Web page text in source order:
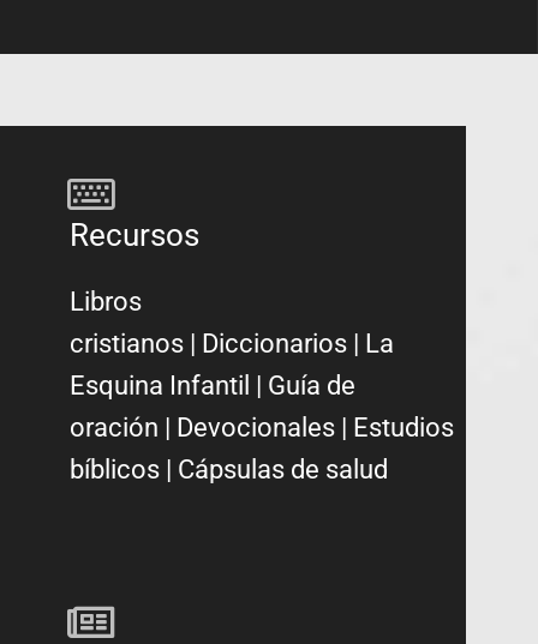
Recursos
Libros
cristianos | Diccionarios | La
Esquina Infantil | Guía de
oración | Devocionales | Estudios
bíblicos | Cápsulas de salud